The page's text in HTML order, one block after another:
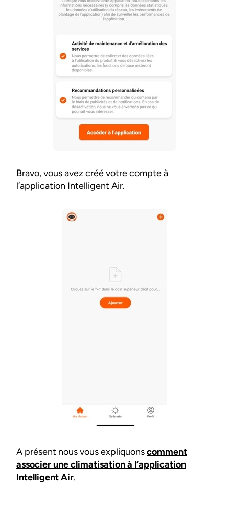
Bravo, vous avez créé votre compte à
l’application Intelligent Air.
A présent nous vous expliquonscomment
associer une climatisation à l’application
Intelligent Air.